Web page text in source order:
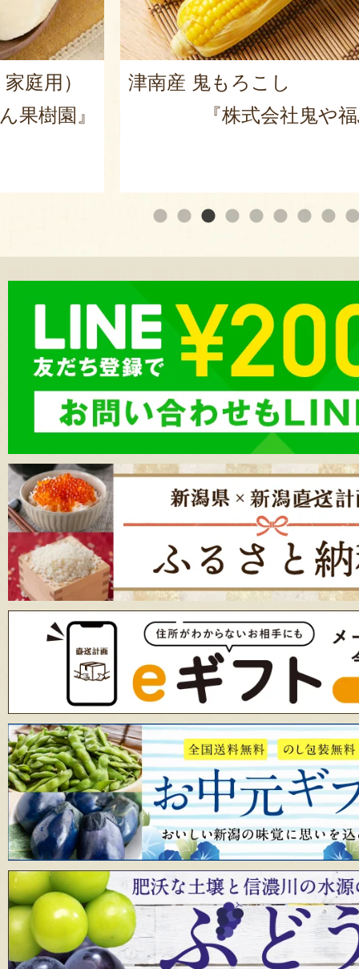
庭用）
果樹園』
津南産 鬼もろこし
『株式会社鬼や